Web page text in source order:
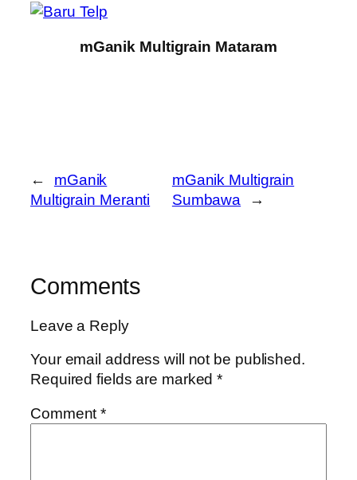
mGanik Multigrain Mataram
←
mGanik
Multigrain Meranti
mGanik Multigrain
Sumbawa
→
Comments
Leave a Reply
Your email address will not be published.
Required fields are marked*
Comment*